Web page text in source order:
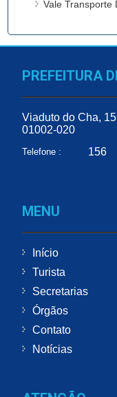
Vale Transporte
PREFEITURA
Viaduto do Cha,
01002-020
Telefone : 156
MENU
Início
Turista
Secretarias
Órgãos
Contato
Notícias